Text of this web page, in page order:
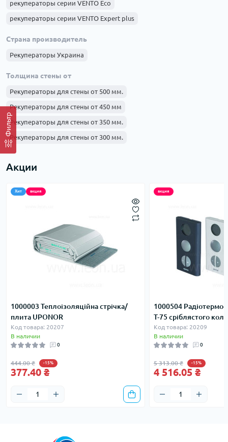
Фильтр
рекуператоры серии VENTO Eco
рекуператоры серии VENTO Expert plus
рекуператоры серии Ecocomfort 2 Smart
рекуператоры серии Ecocomfort
рекуператоры серии ECO LIFE
рекуператоры серии ECO ENERGY
Страна производитель
Рекуператоры Украина
Толщина стены от
Рекуператоры для стены от 500 мм.
Рекуператоры для стены от 450 мм
Рекуператоры для стены от 350 мм.
Рекуператоры для стены от 300 мм.
Рекуператоры для стены от 250 мм.
Акции
Хит акция
1000003 Теплоізоляційна стрічка/
плита UPONOR
Код товара: 20207
В наличии
0
444.00 ₴ -15%
377.40 ₴
акция
1000504
T-75 сріблястого
Код товара: 20209
В наличии
0
5 313.00 ₴ -15%
4 516.05 ₴